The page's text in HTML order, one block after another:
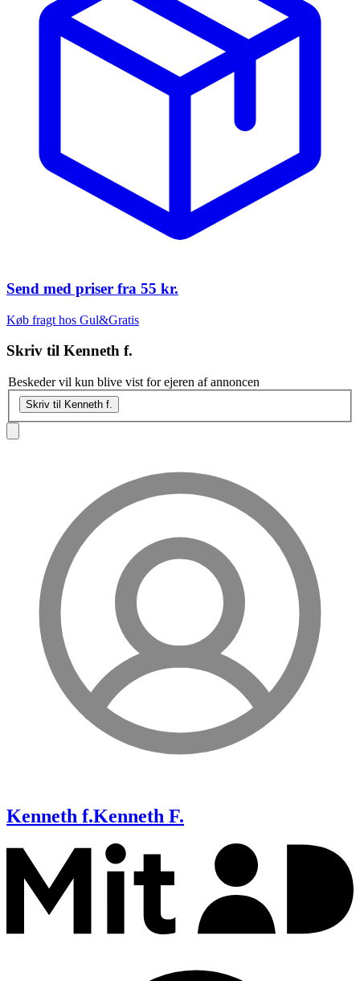
Send med priser fra 55 kr.
Køb fragt hos Gul&Gratis
Skriv til Kenneth f.
Beskeder vil kun blive vist for ejeren af annoncen
Skriv til Kenneth f.
Kenneth f.Kenneth F.